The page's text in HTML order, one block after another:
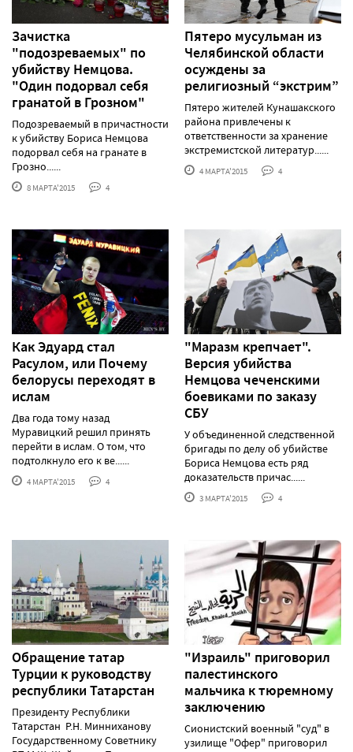
Зачистка
"подозреваемых" по
убийству Немцова.
"Один подорвал себя
гранатой в Грозном"
Подозреваемый в причастности
к убийству Бориса Немцова
подорвал себя на гранате в
Грозно......
8 МАРТА'2015 4
Пятеро мусульман из
Челябинской области
осуждены за
религиозный “экстрим”
Пятеро жителей Кунашакского
района привлечены к
ответственности за хранение
экстремистской литератур......
4 МАРТА'2015 4
Как Эдуард стал
Расулом, или Почему
белорусы переходят в
ислам
Два года тому назад
Муравицкий решил принять
перейти в ислам. О том, что
подтолкнуло его к ве......
4 МАРТА'2015 4
"Маразм крепчает".
Версия убийства
Немцова чеченскими
боевиками по заказу
СБУ
У объединенной следственной
бригады по делу об убийстве
Бориса Немцова есть ряд
доказательств причас......
3 МАРТА'2015 4
Обращение татар
Турции к руководству
республики Татарстан
Президенту Республики
Татарстан Р.Н. Минниханову
Государственному Советнику
"Израиль" приговорил
палестинского
мальчика к тюремному
заключению
Сионистский военный "суд" в
узилище "Офер" приговорил